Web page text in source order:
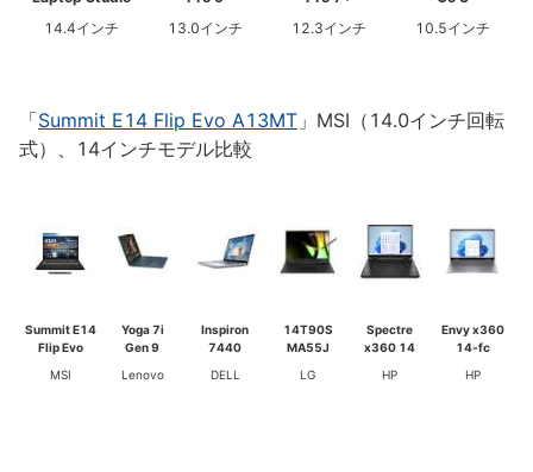
14.4インチ
13.0インチ
12.3インチ
10.5インチ
「Summit E14 Flip Evo A13MT 」MSI（14.0インチ回転
式）、14インチモデル比較
Summit E14
Flip Evo
MSI
Yoga 7i
Gen 9
Lenovo
Inspiron
7440
DELL
14T90S
MA55J
LG
Spectre
x360 14
HP
Envy x360
14-fc
HP